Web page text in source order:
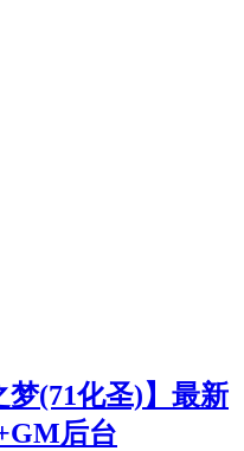
(71化圣)】最新
后台